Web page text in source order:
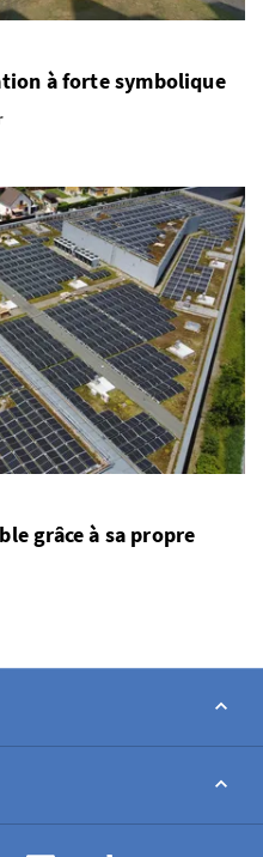
à forte symbolique
grâce à sa propre